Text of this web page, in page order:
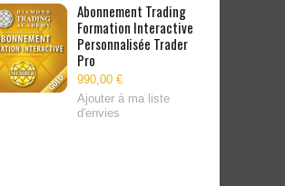
Abonnement Trading
Formation Interactive
Personnalisée Trader
Pro
990,00 €
Ajouter à ma liste
d'envies